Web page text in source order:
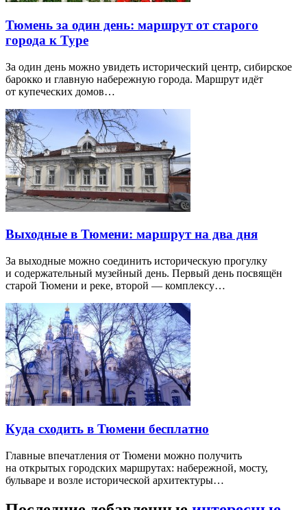
Тюмень за один день: маршрут от старого
города к Туре
За один день можно увидеть исторический центр, сибирское
барокко и главную набережную города. Маршрут идёт
от купеческих домов…
Выходные в Тюмени: маршрут на два дня
За выходные можно соединить историческую прогулку
и содержательный музейный день. Первый день посвящён
старой Тюмени и реке, второй — комплексу…
Куда сходить в Тюмени бесплатно
Главные впечатления от Тюмени можно получить
на открытых городских маршрутах: набережной, мосту,
бульваре и возле исторической архитектуры…